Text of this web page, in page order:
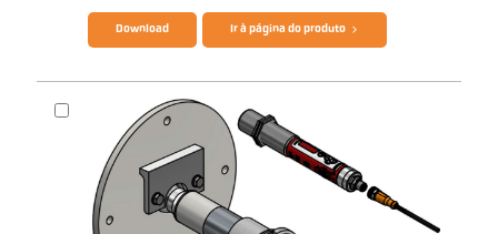
Download Ir à página do produto